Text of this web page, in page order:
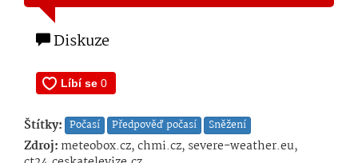
Diskuze
Štítky: Počasí Předpověď počasí Sněžení
Zdroj: meteobox.cz, chmi.cz, severe-weather.eu,